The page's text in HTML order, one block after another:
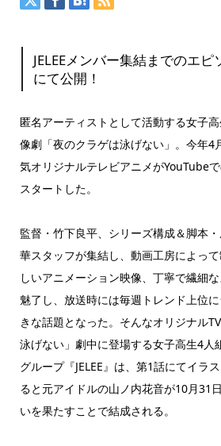
JELEEメンバー集結までのエ
にて公開！
匿名アーティストとして活動する女子
像劇「夜のクラゲは泳げない」。今年4
気オリジナルテレビアニメがYouTube
スタートした。
監督・竹下良平、シリーズ構成＆脚本
華スタッフが集結し、動画工房によっ
しいアニメーション映像、丁寧で繊細
魅了し、放送時には毎週トレンド上位
きな話題となった。そんなオリジナル
泳げない」劇中に登場する女子高生4人
グループ『JELEE』は、第1話にてイラ
ると元アイドルの山ノ内花音が10月31
いを果たすことで結成される。